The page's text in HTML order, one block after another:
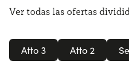
Ver todas las ofertas
Atto 3 Atto 2